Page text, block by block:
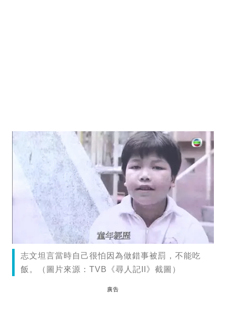
志文坦言當時自己很怕因為做錯事被罰，不能吃
飯。（圖片來源：TVB《尋人記II》截圖）
廣告